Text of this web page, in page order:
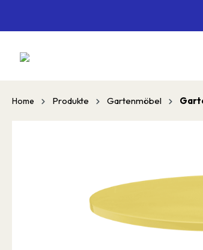
Home Produkte Gartenmöbel